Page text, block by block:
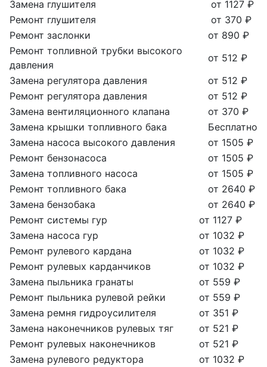
Замена глушителя
от 1127 ₽
Ремонт глушителя
от 370 ₽
Ремонт заслонки
от 890 ₽
Ремонт топливной трубки высокого
давления
от 512 ₽
Замена регулятора давления
от 512 ₽
Ремонт регулятора давления
от 512 ₽
Замена вентиляционного клапана
от 370 ₽
Замена крышки топливного бака
Бесплатно
Замена насоса высокого давления
от 1505 ₽
Ремонт бензонасоса
от 1505 ₽
Замена топливного насоса
от 1505 ₽
Ремонт топливного бака
от 2640 ₽
Замена бензобака
от 2640 ₽
Ремонт системы гур
от 1127 ₽
Замена насоса гур
от 1032 ₽
Ремонт рулевого кардана
от 1032 ₽
Ремонт рулевых карданчиков
от 1032 ₽
Замена пыльника гранаты
от 559 ₽
Ремонт пыльника рулевой рейки
от 559 ₽
Замена ремня гидроусилителя
от 351 ₽
Замена наконечников рулевых тяг
от 521 ₽
Ремонт рулевых наконечников
от 521 ₽
Замена рулевого редуктора
от 1032 ₽